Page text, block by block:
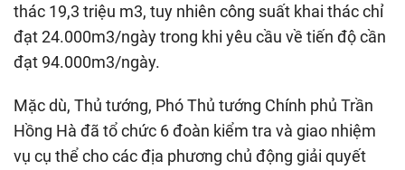
thác 19,3 triệu m3, tuy nhiên công suất khai thác chỉ
đạt 24.000m3/ngày trong khi yêu cầu về tiến độ cần
đạt 94.000m3/ngày.
Mặc dù, Thủ tướng, Phó Thủ tướng Chính phủ Trần
Hồng Hà đã tổ chức 6 đoàn kiểm tra và giao nhiệm
vụ cụ thể cho các địa phương chủ động giải quyết